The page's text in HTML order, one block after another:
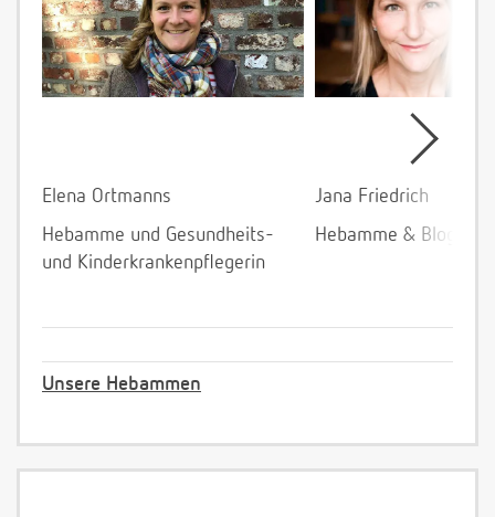
Elena Ortmanns
Hebamme und Gesundheits-
und Kinderkrankenpflegerin
Jana Friedrich
Hebamme &
Unsere Hebammen